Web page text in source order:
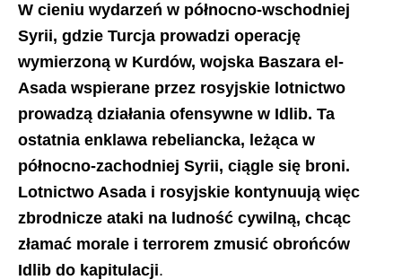
W cieniu wydarzeń w północno-wschodniej
Syrii, gdzie Turcja prowadzi operację
wymierzoną w Kurdów, wojska Baszara el-
Asada wspierane przez rosyjskie lotnictwo
prowadzą działania ofensywne w Idlib. Ta
ostatnia enklawa rebeliancka, leżąca w
północno-zachodniej Syrii, ciągle się broni.
Lotnictwo Asada i rosyjskie kontynuują więc
zbrodnicze ataki na ludność cywilną, chcąc
złamać morale i terrorem zmusić obrońców
Idlib do kapitulacji.